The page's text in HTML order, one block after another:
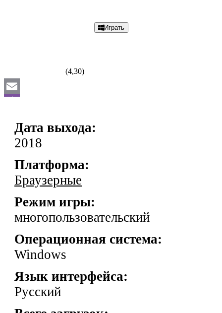
Играть
(4,30)
Дата выхода:
2018
Платформа:
Браузерные
Режим игры:
многопользовательский
Операционная система:
Windows
Язык интерфейса:
Русский